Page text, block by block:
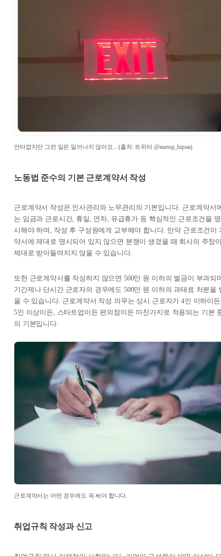
안타깝지만 그런 일은 일어나지 않아요... (출처: 트위터 @startup_hipsta)
노동법 준수의 기본 근로계약서 작성
근로계약서 작성은 인사관리와 노무관리의 기본입니다. 근로계약서
는 임금과 근로시간, 휴일, 연차, 유급휴가 등 핵심적인 근로조건을 명
시해야 하며, 작성 후 구성원에게 교부해야 합니다. 만약 근로조건이
약서에 제대로 명시되어 있지 않으면 분쟁이 생겼을 때 회사의 주장
제대로 받아들여지지 않을 수 있습니다.
또한 근로계약서를 작성하지 않으면 500만 원 이하의 벌금이 부과되
기간제나 단시간 근로자의 경우에도 500만 원 이하의 과태료 처분을
을 수 있습니다. 근로계약서 작성 의무는 상시 근로자가 4인 이하이
5인 이상이든, 스타트업이든 편의점이든 마찬가지로 적용되는 기본
의 기본입니다.
근로계약서는 어떤 경우에도 꼭 써야 합니다.
취업규칙 작성과 신고